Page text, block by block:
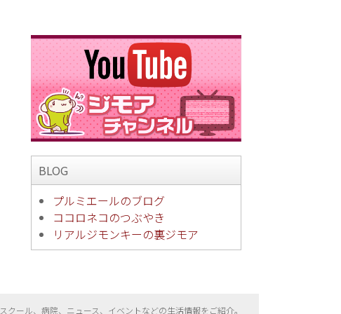
BLOG
プルミエールのブログ
ココロネコのつぶやき
リアルジモンキーの裏ジモア
スクール、病院、ニュース、イベントなどの生活情報をご紹介。